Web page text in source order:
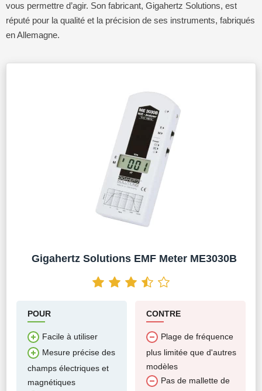
vous permettre d’agir. Son fabricant, Gigahertz Solutions, est
réputé pour la qualité et la précision de ses instruments, fabriqués
en Allemagne.
Gigahertz Solutions EMF Meter ME3030B
POUR
Facile à utiliser
Mesure précise des
champs électriques et
magnétiques
CONTRE
Plage de fréquence
plus limitée que d'autres
modèles
Pas de mallette de